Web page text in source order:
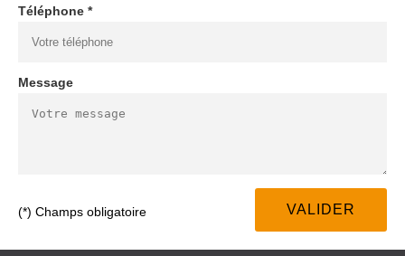
Téléphone *
Message
(*) Champs obligatoire